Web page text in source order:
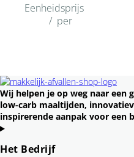
Eenheidsprijs
/ per
Wij helpen je op weg naar een
low-carb maaltijden,
inspirerende aanpak voor een
Het Bedrijf